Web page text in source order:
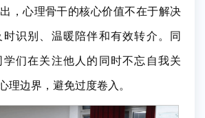
，心理骨干的核心价值不在于解决
识别、温暖陪伴和有效转介。同
学们在关注他人的同时不忘自我关
理边界，避免过度卷入。